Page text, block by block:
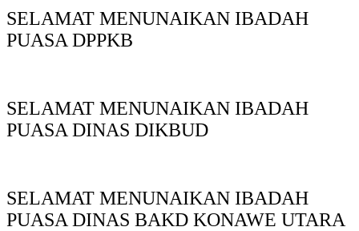
SELAMAT MENUNAIKAN IBADAH
PUASA DPPKB
SELAMAT MENUNAIKAN IBADAH
PUASA DINAS DIKBUD
SELAMAT MENUNAIKAN IBADAH
PUASA DINAS BAKD KONAWE UTARA